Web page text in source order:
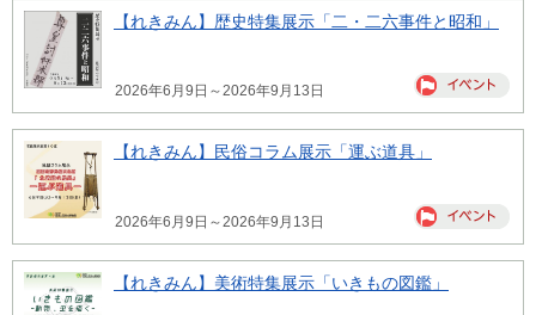
【れきみん】歴史特集展示「二・二六事件と昭和」
2026年6月9日～2026年9月13日
【れきみん】民俗コラム展示「運ぶ道具」
2026年6月9日～2026年9月13日
【れきみん】美術特集展示「いきもの図鑑」